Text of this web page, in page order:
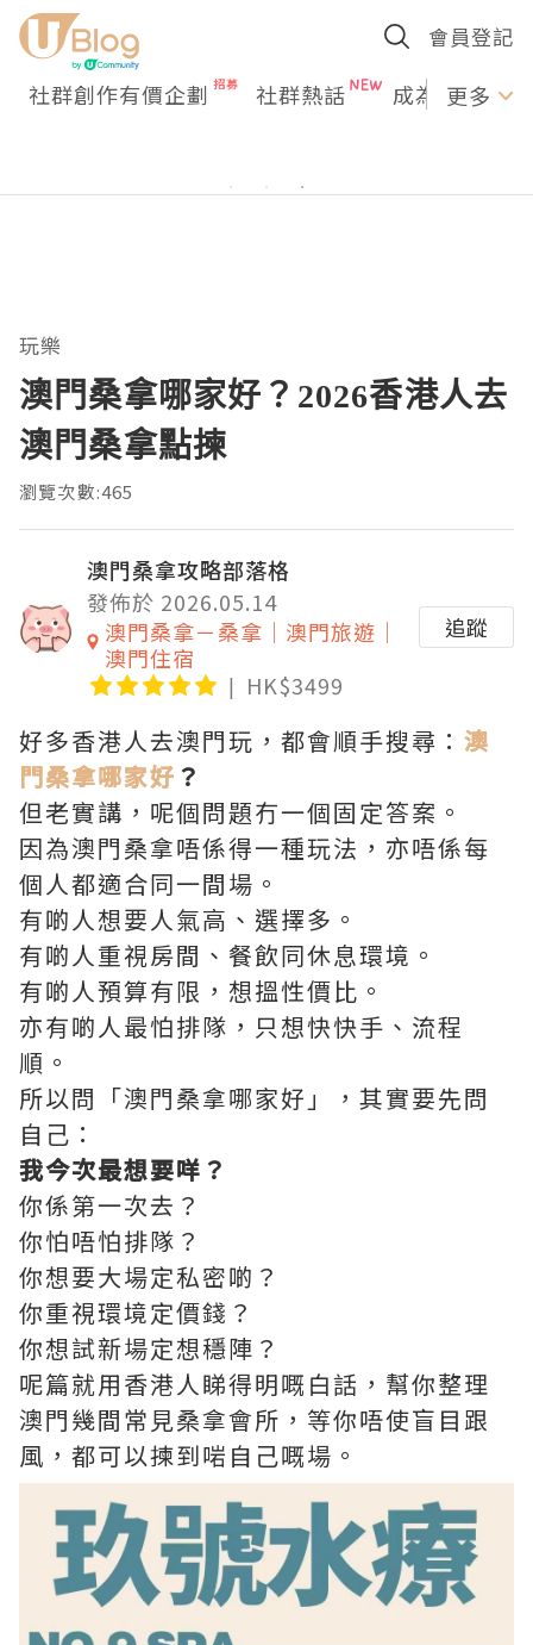
會員登記
社群創作有價企劃 社群熱話 成為U更多
玩樂
澳門桑拿哪家好？2026香港人去
澳門桑拿點揀
瀏覽次數:465
澳門桑拿攻略部落格
發佈於 2026.05.14
澳門桑拿－桑拿｜澳門旅遊｜
澳門住宿
HK$3499
追蹤
好多香港人去澳門玩，都會順手搜尋： 澳
門桑拿哪家好 ？
但老實講，呢個問題冇一個固定答案。
因為澳門桑拿唔係得一種玩法，亦唔係每
個人都適合同一間場。
有啲人想要人氣高、選擇多。
有啲人重視房間、餐飲同休息環境。
有啲人預算有限，想搵性價比。
亦有啲人最怕排隊，只想快快手、流程
順。
所以問「澳門桑拿哪家好」，其實要先問
自己：
我今次最想要咩？
你係第一次去？
你怕唔怕排隊？
你想要大場定私密啲？
你重視環境定價錢？
你想試新場定想穩陣？
呢篇就用香港人睇得明嘅白話，幫你整理
澳門幾間常見桑拿會所，等你唔使盲目跟
風，都可以揀到啱自己嘅場。